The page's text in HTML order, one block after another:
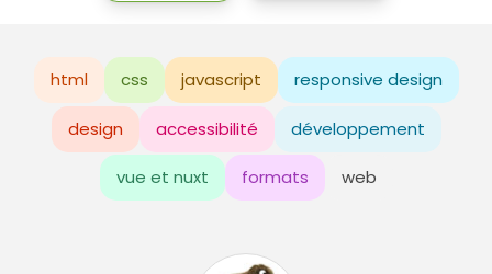
html css javascript responsive design
design accessibilité développement
vue et nuxt formats web